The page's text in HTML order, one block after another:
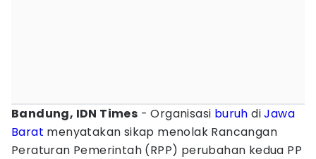
Bandung, IDN Times - Organisasi buruh diJawa
Barat menyatakan sikap menolak Rancangan
Peraturan Pemerintah (RPP) perubahan kedua PP